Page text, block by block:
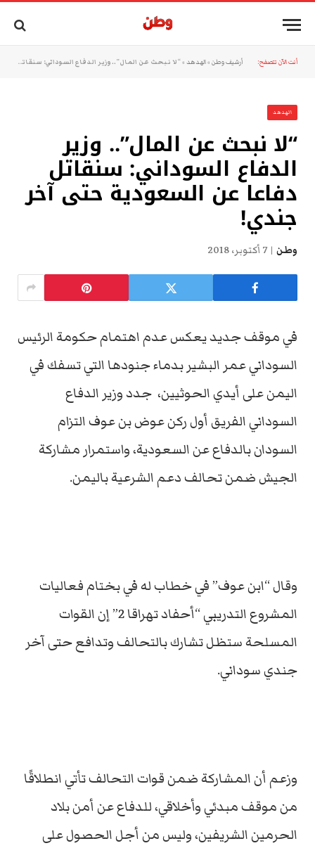
أنت الآن تتصفح: أرشيف وطن »الهدهد »“لا نبحث عن المال”.. وزير الدفاع السوداني: سنقاتل دفاعا عن السعودية حتى آخر جندي!
الهدهد
“لا نبحث عن المال”.. وزير
الدفاع السوداني: سنقاتل
دفاعا عن السعودية حتى آخر
جندي!
وطن 7 أكتوبر، 2018
في موقف جديد يعكس عدم اهتمام حكومة الرئيس
السوداني عمر البشير بدماء جنودها التي تسفك في
اليمن على أيدي الحوثيين، جدد وزير الدفاع
السوداني الفريق أول ركن عوض بن عوف التزام
السودان بالدفاع عن السعودية، واستمرار مشاركة
الجيش ضمن تحالف دعم الشرعية باليمن.
وقال “ابن عوف” في خطاب له في بختام فعاليات
المشروع التدريبي “أحفاد تهراقا 2” إن القوات
المسلحة ستظل تشارك بالتحالف وتدافع حتى آخر
جندي سوداني.
وزعم أن المشاركة ضمن قوات التحالف تأتي انطلاقًا
من موقف مبدئي وأخلاقي، للدفاع عن أمن بلاد
الحرمين الشريفين، وليس من أجل الحصول على